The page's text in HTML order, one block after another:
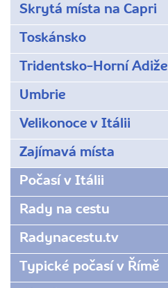
Skrytá místa na Capri
Toskánsko
Tridentsko-Horní Adiže
Umbrie
Velikonoce v Itálii
Zajímavá místa
Počasí v Itálii
Rady na cestu
Radynacestu.tv
Typické počasí v Římě